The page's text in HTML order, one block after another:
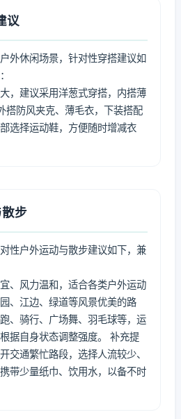
议
外休闲场景，针对性穿搭建议如
，建议采用洋葱式穿搭，内搭薄
搭防风夹克、薄毛衣，下装搭配
选择运动鞋，方便随时增减衣
步
性户外运动与散步建议如下，兼
、风力温和，适合各类户外运动
、江边、绿道等风景优美的路
、骑行、广场舞、羽毛球等，运
据自身状态调整强度。 补充提
交通繁忙路段，选择人流较少、
带少量纸巾、饮用水，以备不时